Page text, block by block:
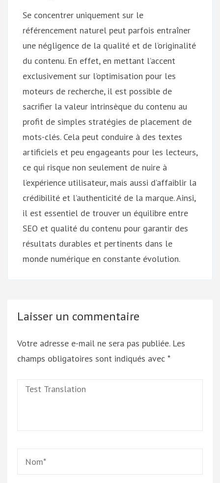
Se concentrer uniquement sur le
référencement naturel peut parfois entraîner
une négligence de la qualité et de l’originalité
du contenu. En effet, en mettant l’accent
exclusivement sur l’optimisation pour les
moteurs de recherche, il est possible de
sacrifier la valeur intrinsèque du contenu au
profit de simples stratégies de placement de
mots-clés. Cela peut conduire à des textes
artificiels et peu engageants pour les lecteurs,
ce qui risque non seulement de nuire à
l’expérience utilisateur, mais aussi d’affaiblir la
crédibilité et l’authenticité de la marque. Ainsi,
il est essentiel de trouver un équilibre entre
SEO et qualité du contenu pour garantir des
résultats durables et pertinents dans le
monde numérique en constante évolution.
Laisser un commentaire
Votre adresse e-mail ne sera pas publiée. Les
champs obligatoires sont indiqués avec *
Test